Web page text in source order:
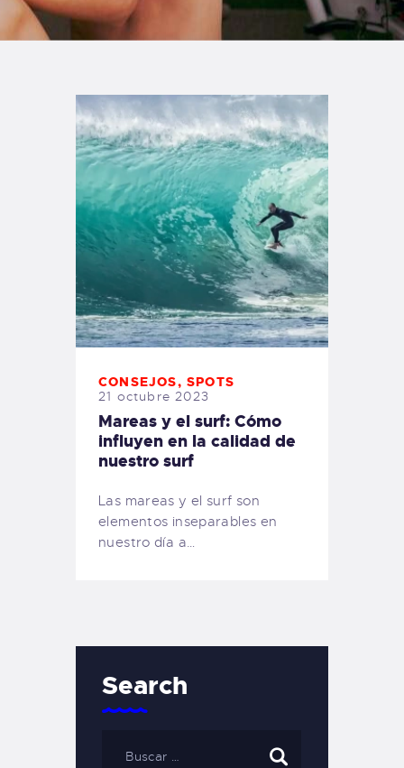
TIENDA FAMILY SURFERS
WEBCAM SALINAS
CONSEJOS,SPOTS
21 octubre 2023
Mareas y el surf: Cómo
influyen en la calidad de
nuestro surf
Las mareas y el surf son
elementos inseparables en
nuestro día a…
Search